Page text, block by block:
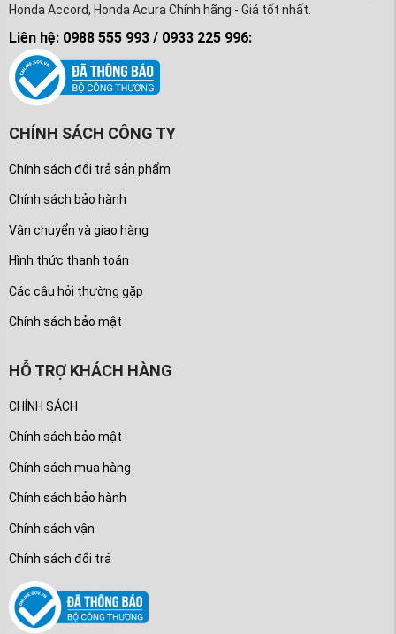
Honda Accord, Honda Acura Chính hãng - Giá tốt nhất.
Liên hệ: 0988 555 993 / 0933 225 996:
CHÍNH SÁCH CÔNG TY
Chính sách đổi trả sản phẩm
Chính sách bảo hành
Vận chuyển và giao hàng
Hình thức thanh toán
Các câu hỏi thường gặp
Chính sách bảo mật
HỖ TRỢ KHÁCH HÀNG
CHÍNH SÁCH
Chính sách bảo mật
Chính sách mua hàng
Chính sách bảo hành
Chính sách vận
Chính sách đổi trả